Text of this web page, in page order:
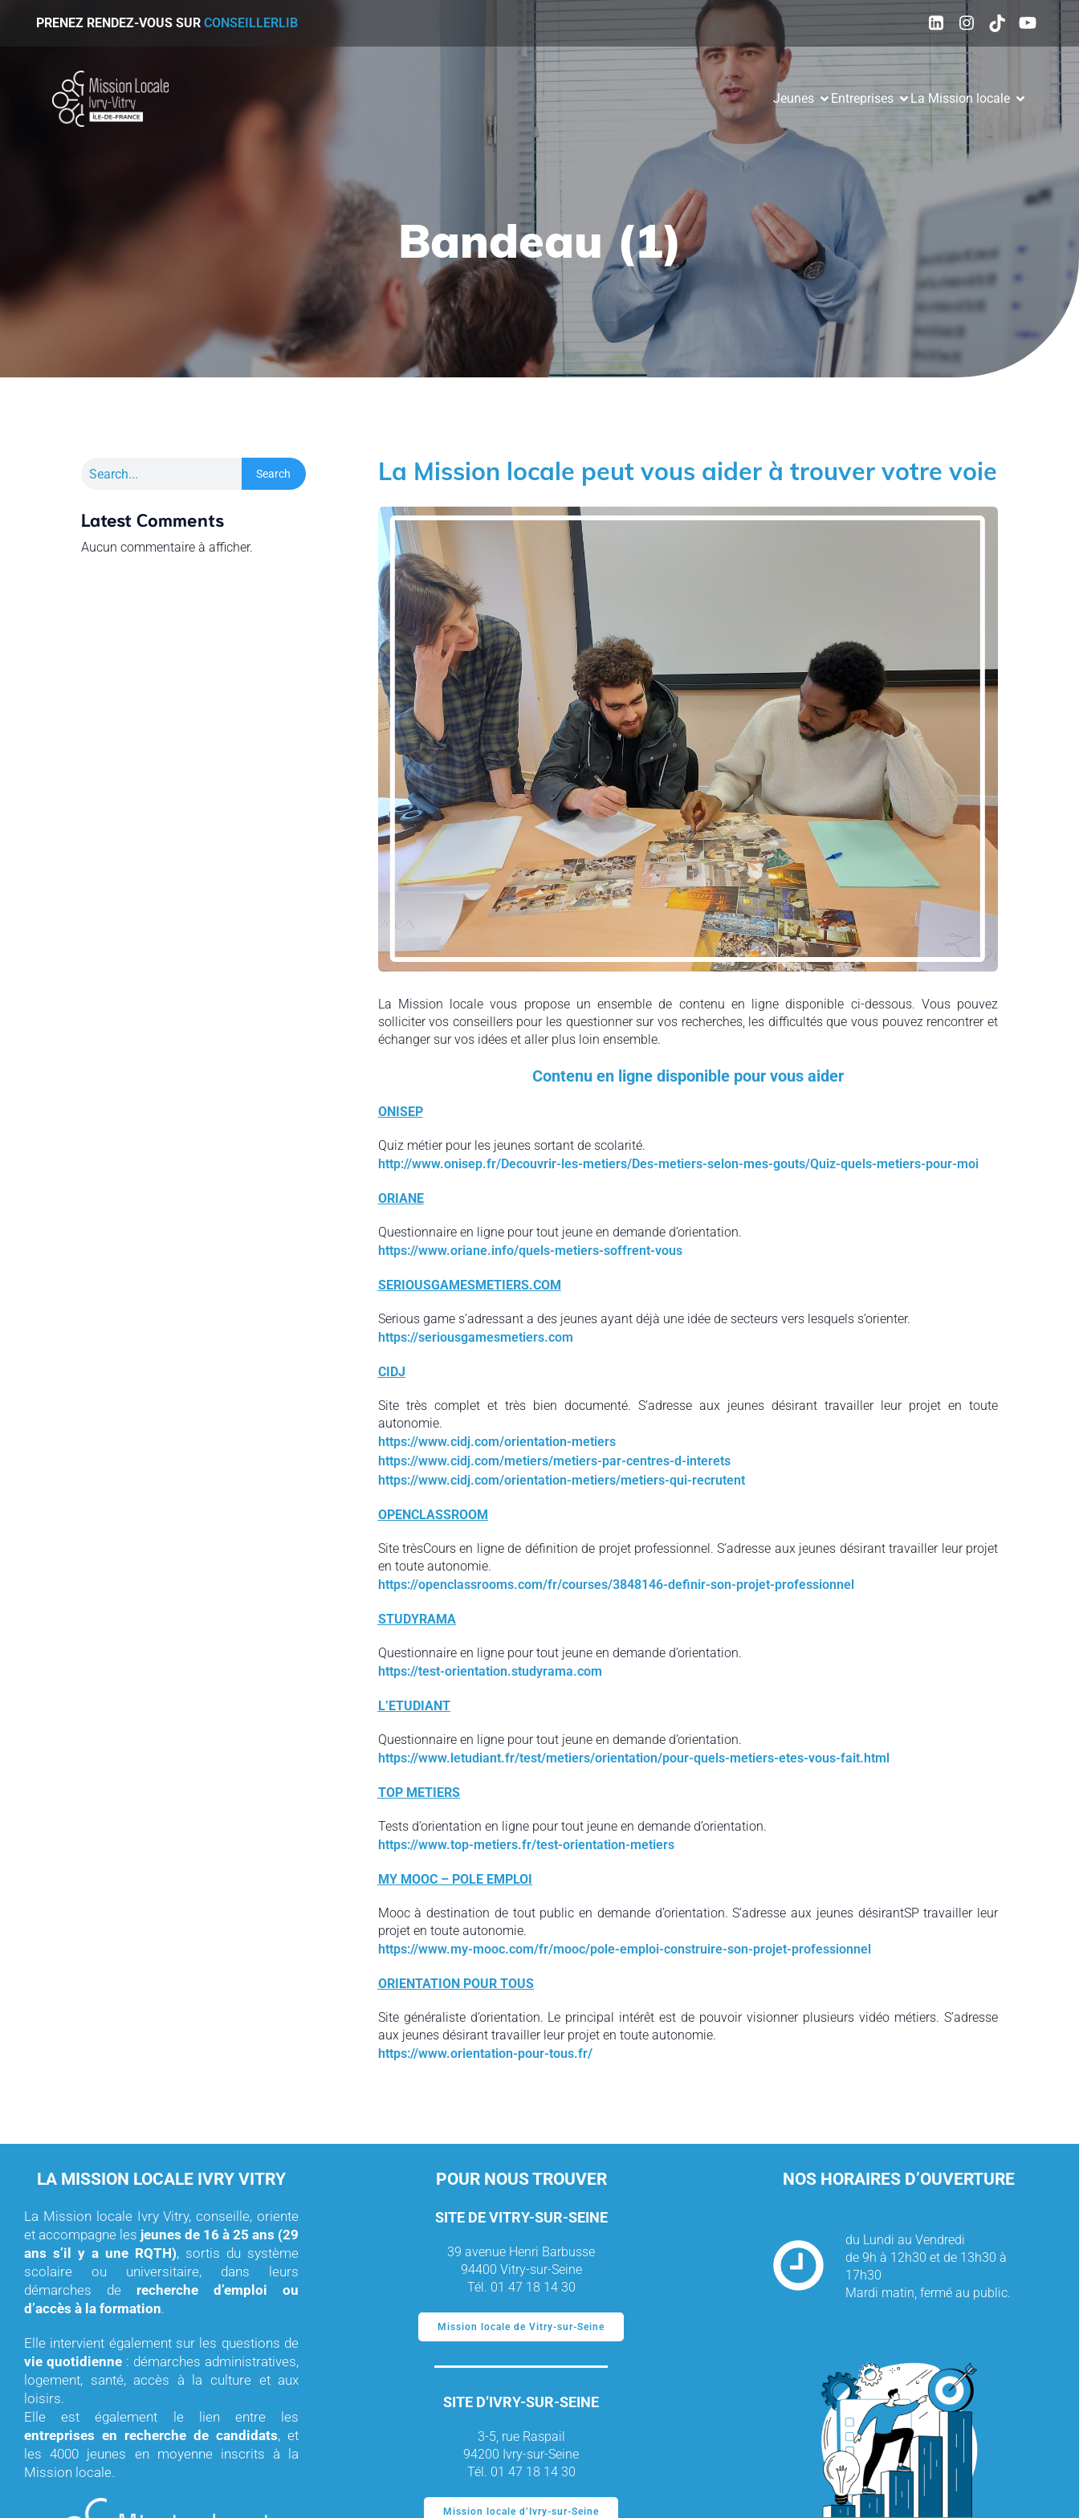
PRENEZ RENDEZ-VOUS SUR CONSEILLERLIB
Jeunes Entreprises La Mission locale
Bandeau (1)
Search
Latest Comments
Aucun commentaire à afficher.
La Mission locale peut vous aider à trouver votre voie
La Mission locale vous propose un ensemble de contenu en ligne disponible ci-dessous. Vous pouvez
solliciter vos conseillers pour les questionner sur vos recherches, les difficultés que vous pouvez rencontrer et
échanger sur vos idées et aller plus loin ensemble.
Contenu en ligne disponible pour vous aider
ONISEP
Quiz métier pour les jeunes sortant de scolarité.
http://www.onisep.fr/Decouvrir-les-metiers/Des-metiers-selon-mes-gouts/Quiz-quels-metiers-pour-moi
ORIANE
Questionnaire en ligne pour tout jeune en demande d’orientation.
https://www.oriane.info/quels-metiers-soffrent-vous
SERIOUSGAMESMETIERS.COM
Serious game s’adressant a des jeunes ayant déjà une idée de secteurs vers lesquels s’orienter.
https://seriousgamesmetiers.com
CIDJ
Site très complet et très bien documenté. S’adresse aux jeunes désirant travailler leur projet en toute
autonomie.
https://www.cidj.com/orientation-metiers
https://www.cidj.com/metiers/metiers-par-centres-d-interets
https://www.cidj.com/orientation-metiers/metiers-qui-recrutent
OPENCLASSROOM
Site trèsCours en ligne de définition de projet professionnel. S’adresse aux jeunes désirant travailler leur projet
en toute autonomie.
https://openclassrooms.com/fr/courses/3848146-definir-son-projet-professionnel
STUDYRAMA
Questionnaire en ligne pour tout jeune en demande d’orientation.
https://test-orientation.studyrama.com
L’ETUDIANT
Questionnaire en ligne pour tout jeune en demande d’orientation.
https://www.letudiant.fr/test/metiers/orientation/pour-quels-metiers-etes-vous-fait.html
TOP METIERS
Tests d’orientation en ligne pour tout jeune en demande d’orientation.
https://www.top-metiers.fr/test-orientation-metiers
MY MOOC – POLE EMPLOI
Mooc à destination de tout public en demande d’orientation. S’adresse aux jeunes désirantSP travailler leur
projet en toute autonomie.
https://www.my-mooc.com/fr/mooc/pole-emploi-construire-son-projet-professionnel
ORIENTATION POUR TOUS
Site généraliste d’orientation. Le principal intérêt est de pouvoir visionner plusieurs vidéo métiers. S’adresse
aux jeunes désirant travailler leur projet en toute autonomie.
https://www.orientation-pour-tous.fr/
LA MISSION LOCALE IVRY VITRY
La Mission locale Ivry Vitry, conseille, oriente
et accompagne les jeunes de 16 à 25 ans (29
ans s’il y a une RQTH), sortis du système
scolaire ou universitaire, dans leurs
démarches de recherche d’emploi ou
d’accès à la formation.
Elle intervient également sur les questions de
vie quotidienne : démarches administratives,
logement, santé, accès à la culture et aux
loisirs.
Elle est également le lien entre les
entreprises en recherche de candidats, et
les 4000 jeunes en moyenne inscrits à la
Mission locale.
POUR NOUS TROUVER
SITE DE VITRY-SUR-SEINE
39 avenue Henri Barbusse
94400 Vitry-sur-Seine
Tél. 01 47 18 14 30
Mission locale de Vitry-sur-Seine
SITE D’IVRY-SUR-SEINE
3-5, rue Raspail
94200 Ivry-sur-Seine
Tél. 01 47 18 14 30
Mission locale d’Ivry-sur-Seine
NOS HORAIRES D’OUVERTURE
du Lundi au Vendredi
de 9h à 12h30 et de 13h30 à
17h30
Mardi matin, fermé au public.